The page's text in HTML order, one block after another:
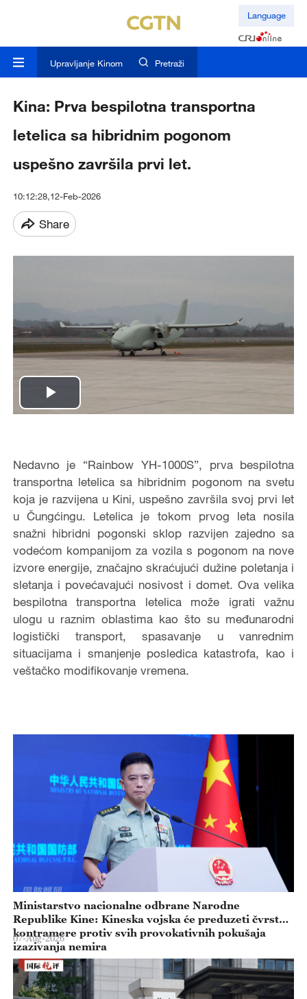
Language
Upravljanje Kinom Pretraži
Kina: Prva bespilotna transportna
letelica sa hibridnim pogonom
uspešno završila prvi let.
10:12:28,12-Feb-2026
Share
Play
Nedavno je “Rainbow YH-1000S”, prva bespilotna
transportna letelica sa hibridnim pogonom na svetu
koja je razvijena u Kini, uspešno završila svoj prvi let
u Čungćingu. Letelica je tokom prvog leta nosila
snažni hibridni pogonski sklop razvijen zajedno sa
vodećom kompanijom za vozila s pogonom na nove
izvore energije, značajno skraćujući dužine poletanja i
sletanja i povećavajući nosivost i domet. Ova velika
bespilotna transportna letelica može igrati važnu
ulogu u raznim oblastima kao što su međunarodni
logistički transport, spasavanje u vanrednim
situacijama i smanjenje posledica katastrofa, kao i
veštačko modifikovanje vremena.
Ministarstvo nacionalne odbrane Narodne
Republike Kine: Kineska vojska će preduzeti čvrste
kontramere protiv svih provokativnih pokušaja
izazivanja nemira
07-Aug-2026